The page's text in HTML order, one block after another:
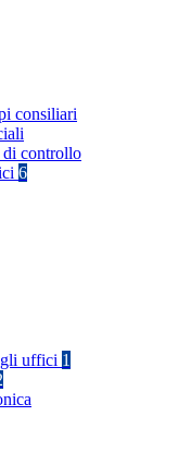
consiliari
controllo
6
uffici 1